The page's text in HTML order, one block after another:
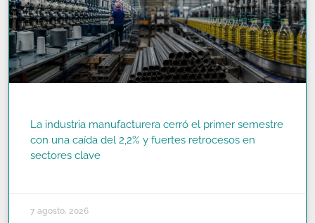
La industria manufacturera cerró el primer semestre
con una caída del 2,2% y fuertes retrocesos en
sectores clave
7 agosto, 2026